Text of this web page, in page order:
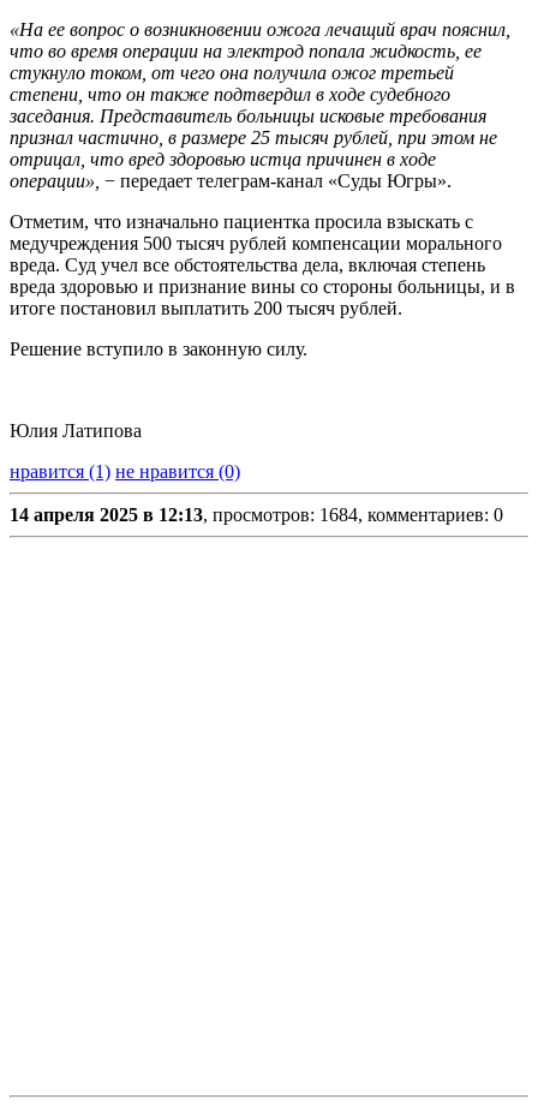
«На ее вопрос о возникновении ожога лечащий врач пояснил,
что во время операции на электрод попала жидкость, ее
стукнуло током, от чего она получила ожог третьей
степени, что он также подтвердил в ходе судебного
заседания. Представитель больницы исковые требования
признал частично, в размере 25 тысяч рублей, при этом не
отрицал, что вред здоровью истца причинен в ходе
операции», − передает телеграм-канал «Суды Югры».
Отметим, что изначально пациентка просила взыскать с
медучреждения 500 тысяч рублей компенсации морального
вреда. Суд учел все обстоятельства дела, включая степень
вреда здоровью и признание вины со стороны больницы, и в
итоге постановил выплатить 200 тысяч рублей.
Решение вступило в законную силу.
Юлия Латипова
нравится (1) не нравится (0)
14 апреля 2025 в 12:13, просмотров: 1684, комментариев: 0